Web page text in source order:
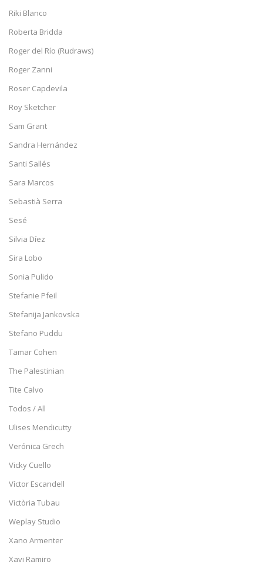
Riki Blanco
Roberta Bridda
Roger del Río (Rudraws)
Roger Zanni
Roser Capdevila
Roy Sketcher
Sam Grant
Sandra Hernández
Santi Sallés
Sara Marcos
Sebastià Serra
Sesé
Silvia Díez
Sira Lobo
Sonia Pulido
Stefanie Pfeil
Stefanija Jankovska
Stefano Puddu
Tamar Cohen
The Palestinian
Tite Calvo
Todos / All
Ulises Mendicutty
Verónica Grech
Vicky Cuello
Víctor Escandell
Victòria Tubau
Weplay Studio
Xano Armenter
Xavi Ramiro